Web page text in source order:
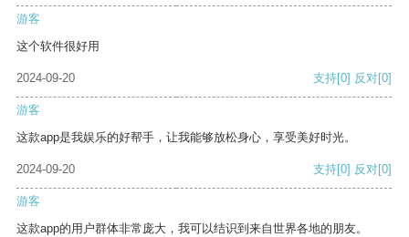
游客
这个软件很好用
2024-09-20 支持[0] 反对[0]
游客
这款app是我娱乐的好帮手，让我能够放松身心，享受美好时光。
2024-09-20 支持[0] 反对[0]
游客
这款app的用户群体非常庞大，我可以结识到来自世界各地的朋友。